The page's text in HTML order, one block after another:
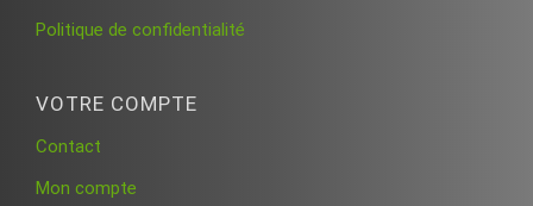
Politique de confidentialité
VOTRE COMPTE
Contact
Mon compte